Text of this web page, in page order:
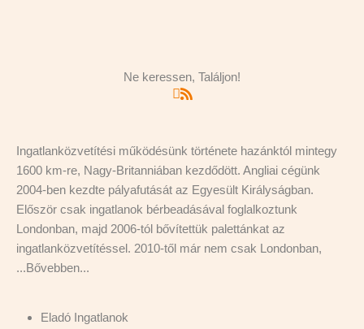
Ne keressen, Találjon!
Ingatlanközvetítési működésünk története hazánktól mintegy
1600 km-re, Nagy-Britanniában kezdődött. Angliai cégünk
2004-ben kezdte pályafutását az Egyesült Királyságban.
Először csak ingatlanok bérbeadásával foglalkoztunk
Londonban, majd 2006-tól bővítettük palettánkat az
ingatlanközvetítéssel. 2010-től már nem csak Londonban,
...Bővebben...
Eladó Ingatlanok